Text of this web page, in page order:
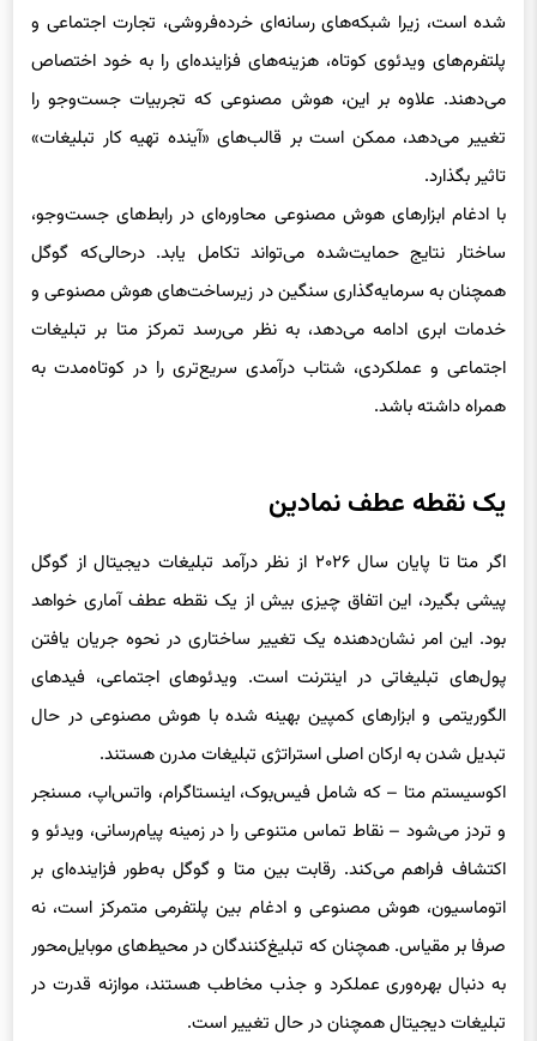
پلتفرم‌های ویدئوی کوتاه، هزینه‌های فزاینده‌ای را به خود اختصاص
می‌دهند. علاوه بر این، هوش مصنوعی که تجربیات جست‌وجو را
تغییر می‌دهد، ممکن است بر قالب‌های «آینده‌ تهیه کار تبلیغات»
تاثیر بگذارد.
با ادغام ابزارهای هوش مصنوعی محاوره‌ای در رابط‌های جست‌وجو،
ساختار نتایج حمایت‌شده می‌تواند تکامل یابد. درحالی‌که گوگل
همچنان به سرمایه‌گذاری سنگین در زیرساخت‌های هوش مصنوعی و
خدمات ابری ادامه می‌دهد، به نظر می‌رسد تمرکز متا بر تبلیغات
اجتماعی و عملکردی، شتاب درآمدی سریع‌تری را در کوتاه‌مدت به
همراه داشته باشد.
اگر متا تا پایان سال ۲۰۲۶ از نظر درآمد تبلیغات دیجیتال از گوگل
پیشی بگیرد، این اتفاق چیزی بیش از یک نقطه عطف آماری خواهد
بود. این امر نشان‌دهنده یک تغییر ساختاری در نحوه جریان یافتن
پول‌های تبلیغاتی در اینترنت است. ویدئوهای اجتماعی، فیدهای
الگوریتمی و ابزارهای کمپین بهینه شده با هوش مصنوعی در حال
تبدیل شدن به ارکان اصلی استراتژی تبلیغات مدرن هستند.
اکوسیستم متا – که شامل فیس‌بوک، اینستاگرام، واتس‌اپ، مسنجر
و تردز می‌شود – نقاط تماس متنوعی را در زمینه پیام‌رسانی، ویدئو و
اکتشاف فراهم می‌کند. رقابت بین متا و گوگل به‌طور فزاینده‌ای بر
اتوماسیون، هوش مصنوعی و ادغام بین پلتفرمی متمرکز است، نه
صرفا بر مقیاس. همچنان که تبلیغ‌کنندگان در محیط‌های موبایل‌محور
به دنبال بهره‌وری عملکرد و جذب مخاطب هستند، موازنه قدرت در
تبلیغات دیجیتال همچنان در حال تغییر است.
پیش‌بینی می‌شود که متا در سال ۲۰۲۶ پیشتاز باشد، این می‌تواند